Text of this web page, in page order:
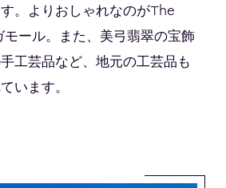
。よりおしゃれなのがThe
ール。また、美弓翡翠の宝飾
工芸品など、地元の工芸品も
います。